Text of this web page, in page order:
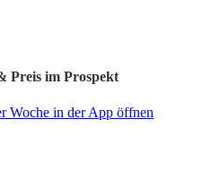
Preis im Prospekt
Woche in der App öffnen